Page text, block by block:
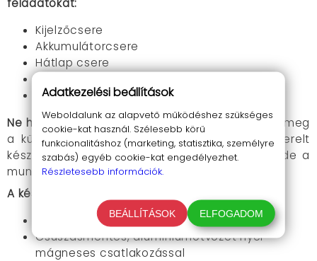
Kijelzőcsere
Akkumulátorcsere
Hátlap csere
És még sok más...
Ne habozz tovább! Rendelj most és tapasztald meg
a különbséget!Egy ilyen komplett és jól felszerelt
készlettel nemcsak időt és energiát spórolsz,
de a
munkád is sokkal hatékonyabb lesz.
A készlet tartalma:
Kompakt tároló doboz
Csúszásmentes, alumíniumötvözet nyél
mágneses csatlakozással
Adatkezelési beállítások
Weboldalunk az alapvető működéshez szükséges
cookie-kat használ. Szélesebb körű
funkcionalitáshoz (marketing, statisztika, személyre
szabás) egyéb cookie-kat engedélyezhet.
Részletesebb információk.
BEÁLLÍTÁSOK ELFOGADOM